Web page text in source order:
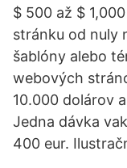
$ 500 až $
stránku od nuly
šablóny alebo
webových
10.000 dolárov
Jedna dávka
400 eur.